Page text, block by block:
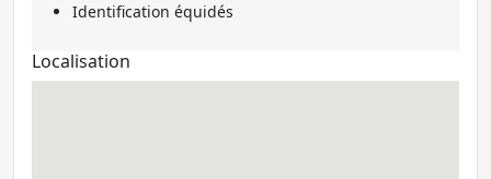
Identification équidés
Localisation